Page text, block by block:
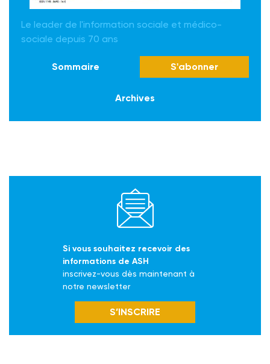
Le leader de l'information sociale et médico-
sociale depuis 70 ans
Sommaire S'abonner
Archives
Si vous souhaitez recevoir des
informations de ASH
inscrivez-vous dès maintenant à
notre newsletter
S’INSCRIRE